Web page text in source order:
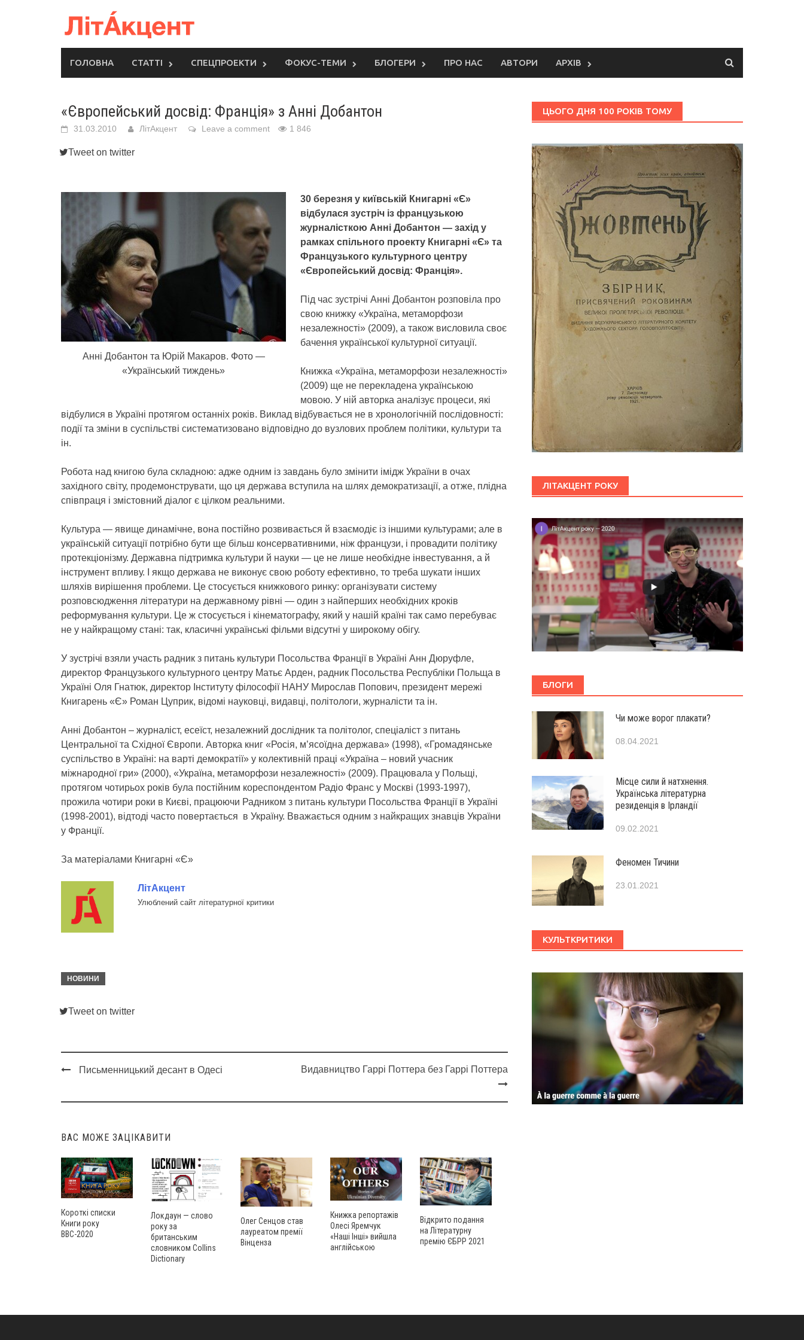
ГОЛОВНА СТАТТІ СПЕЦПРОЕКТИ ФОКУС-ТЕМИ БЛОГЕРИ ПРО НАС АВТОРИ АРХІВ
«Європейський досвід: Франція» з Анні Добантон
31.03.2010 ЛітАкцент Leave a comment 1 846
Tweet on twitter
Анні Добантон та Юрій Макаров. Фото —
«Український тиждень»
30 березня у київській Книгарні «Є»
відбулася зустріч із французькою
журналісткою Анні Добантон — захід у
рамках спільного проекту Книгарні «Є» та
Французького культурного центру
«Європейський досвід: Франція».
Під час зустрічі Анні Добантон розповіла про
свою книжку «Україна, метаморфози
незалежності» (2009), а також висловила своє
бачення української культурної ситуації.
Книжка «Україна, метаморфози незалежності»
(2009) ще не перекладена українською
мовою. У ній авторка аналізує процеси, які
відбулися в Україні протягом останніх років. Виклад відбувається не в хронологічній послідовності:
події та зміни в суспільстві систематизовано відповідно до вузлових проблем політики, культури та
ін.
Робота над книгою була складною: адже одним із завдань було змінити імідж України в очах
західного світу, продемонструвати, що ця держава вступила на шлях демократизації, а отже, плідна
співпраця і змістовний діалог є цілком реальними.
Культура — явище динамічне, вона постійно розвивається й взаємодіє із іншими культурами; але в
українській ситуації потрібно бути ще більш консервативними, ніж французи, і провадити політику
протекціонізму. Державна підтримка культури й науки — це не лише необхідне інвестування, а й
інструмент впливу. І якщо держава не виконує свою роботу ефективно, то треба шукати інших
шляхів вирішення проблеми. Це стосується книжкового ринку: організувати систему
розповсюдження літератури на державному рівні — один з найперших необхідних кроків
реформування культури. Це ж стосується і кінематографу, який у нашій країні так само перебуває
не у найкращому стані: так, класичні українські фільми відсутні у широкому обігу.
У зустрічі взяли участь радник з питань культури Посольства Франції в Україні Анн Дюруфле,
директор Французького культурного центру Матьє Арден, радник Посольства Республіки Польща в
Україні Оля Гнатюк, директор Інституту філософії НАНУ Мирослав Попович, президент мережі
Книгарень «Є» Роман Цуприк, відомі науковці, видавці, політологи, журналісти та ін.
Анні Добантон – журналіст, есеїст, незалежний дослідник та політолог, спеціаліст з питань
Центральної та Східної Європи. Авторка книг «Росія, м’ясоїдна держава» (1998), «Громадянське
суспільство в Україні: на варті демократії» у колективній праці «Україна – новий учасник
міжнародної гри» (2000), «Україна, метаморфози незалежності» (2009). Працювала у Польщі,
протягом чотирьох років була постійним кореспондентом Радіо Франс у Москві (1993-1997),
прожила чотири роки в Києві, працюючи Радником з питань культури Посольства Франції в Україні
(1998-2001), відтоді часто повертається в Україну. Вважається одним з найкращих знавців України
у Франції.
За матеріалами Книгарні «Є»
ЛітАкцент
Улюблений сайт літературної критики
НОВИНИ
Tweet on twitter
navigation
Письменницький десант в Одесі Видавництво Гаррі Поттера без Гаррі Поттера
ВАС МОЖЕ ЗАЦІКАВИТИ
Короткі списки
Книги року
ВВС-2020
Локдаун — слово
року за
британським
словником Collins
Dictionary
Олег Сенцов став
лауреатом премії
Вінценза
Книжка репортажів
Олесі Яремчук
«Наші Інші» вийшла
англійською
Відкрито подання
на Літературну
премію ЄБРР 2021
ЦЬОГО ДНЯ 100 РОКІВ ТОМУ
ЛІТАКЦЕНТ РОКУ
БЛОГИ
Чи може ворог плакати?
08.04.2021
Місце сили й натхнення.
Українська літературна
резиденція в Ірландії
09.02.2021
Феномен Тичини
23.01.2021
КУЛЬТКРИТИКИ